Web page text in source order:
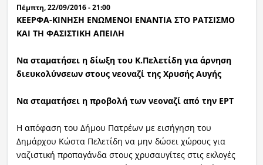
Κοινωνία
Πολιτική
Οικονομία
Αθλητικά
Κόσμος
Ραδιόφωνο
Πέμπτη, 22/09/2016 - 21:00
ΚΕΕΡΦΑ-ΚΙΝΗΣΗ ΕΝΩΜΕΝΟΙ ΕΝΑΝΤΙΑ ΣΤΟ ΡΑΤΣΙΣΜΟ
ΚΑΙ ΤΗ ΦΑΣΙΣΤΙΚΗ ΑΠΕΙΛΗ
Να σταματήσει η δίωξη του Κ.Πελετίδη για άρνηση
διευκολύνσεων στους νεοναζί της Χρυσής Αυγής
Να σταματήσει η προβολή των νεοναζί από την ΕΡΤ
Η απόφαση του Δήμου Πατρέων με εισήγηση του
Δημάρχου Κώστα Πελετίδη να μην δώσει χώρους για
ναζιστική προπαγάνδα στους χρυσαυγίτες στις εκλογές